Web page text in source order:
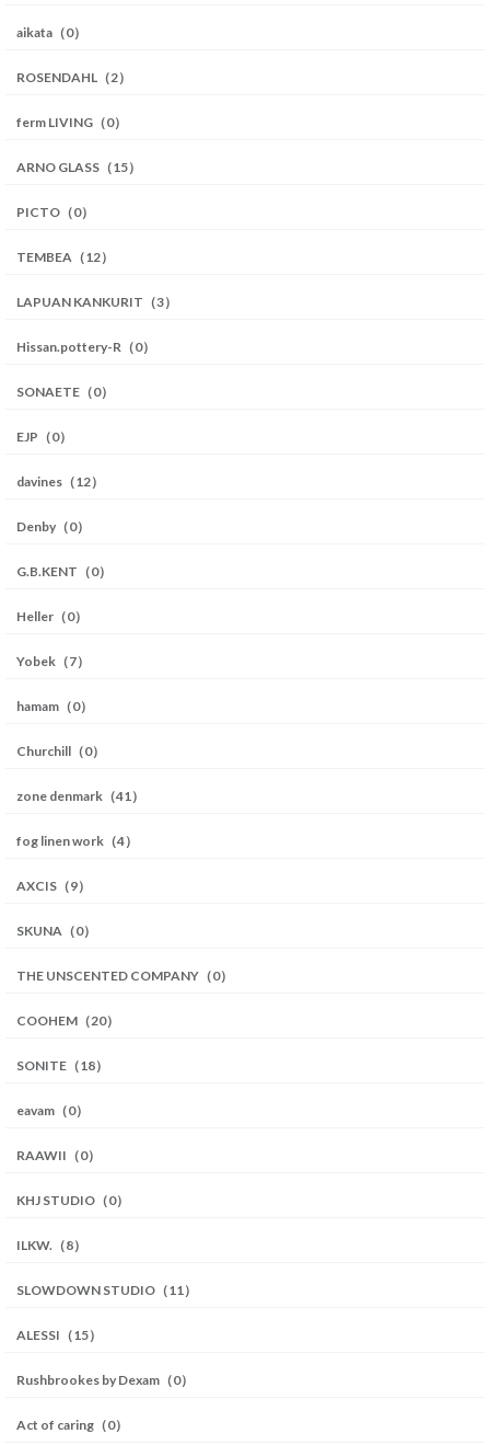
aikata（0）
ROSENDAHL（2）
ferm LIVING（0）
ARNO GLASS（15）
PICTO（0）
TEMBEA（12）
LAPUAN KANKURIT（3）
Hissan.pottery-R（0）
SONAETE（0）
EJP（0）
davines（12）
Denby（0）
G.B.KENT（0）
Heller（0）
Yobek（7）
hamam（0）
Churchill（0）
zone denmark（41）
fog linen work（4）
AXCIS（9）
SKUNA（0）
THE UNSCENTED COMPANY（0）
COOHEM（20）
SONITE（18）
eavam（0）
RAAWII（0）
KHJ STUDIO（0）
ILKW.（8）
SLOWDOWN STUDIO（11）
ALESSI（15）
Rushbrookes by Dexam（0）
Act of caring（0）